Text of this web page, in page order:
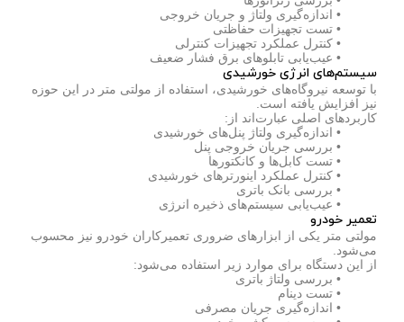
• اندازه‌گیری ولتاژ و جریان خروجی
• تست تجهیزات حفاظتی
• کنترل عملکرد تجهیزات کنترلی
• عیب‌یابی تابلوهای برق فشار ضعیف
سیستم‌های انرژی خورشیدی
با توسعه نیروگاه‌های خورشیدی، استفاده از مولتی متر در این حوزه
نیز افزایش یافته است.
کاربردهای اصلی عبارت‌اند از:
• اندازه‌گیری ولتاژ پنل‌های خورشیدی
• بررسی جریان خروجی پنل
• تست کابل‌ها و کانکتورها
• کنترل عملکرد اینورترهای خورشیدی
• بررسی بانک باتری
• عیب‌یابی سیستم‌های ذخیره انرژی
تعمیر خودرو
مولتی متر یکی از ابزارهای ضروری تعمیرکاران خودرو نیز محسوب
می‌شود.
از این دستگاه برای موارد زیر استفاده می‌شود:
• بررسی ولتاژ باتری
• تست دینام
• اندازه‌گیری جریان مصرفی